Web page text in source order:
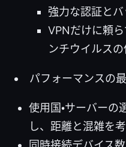
強力な認証と
VPNだけに頼
ンチウイルスの
パフォーマンスの
使用国・サーバー
し、距離と混雑を